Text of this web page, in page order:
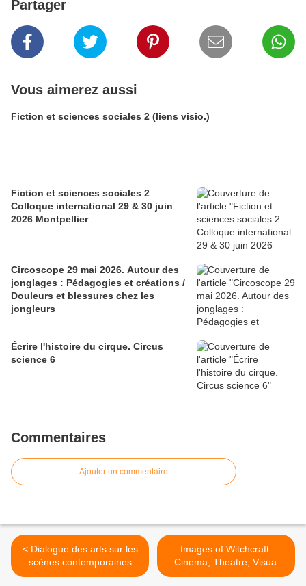
Partager
Vous aimerez aussi
Fiction et sciences sociales 2 (liens visio.)
Fiction et sciences sociales 2
Colloque international 29 & 30 juin
2026 Montpellier
Circoscope 29 mai 2026. Autour des
jonglages : Pédagogies et créations /
Douleurs et blessures chez les
jongleurs
Écrire l'histoire du cirque. Circus
science 6
Commentaires
Ajouter un commentaire
< Dialogue des arts sur les
scènes contemporaines
Images of Witchcraft.
Cinema, Theatre, Visual
Arts. International